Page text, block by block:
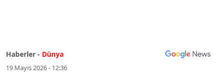
Haberler - Dünya
19 Mayıs 2026 - 12:36